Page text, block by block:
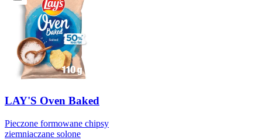
LAY'S Oven Baked
Pieczone formowane chipsy
ziemniaczane solone